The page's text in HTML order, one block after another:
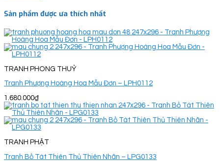
Sản phẩm được ưa thích nhất
TRANH PHONG THUỶ
Tranh Phượng Hoàng Hoa Mẫu Đơn – LPH0112
1.680.000₫
TRANH PHẬT
Tranh Bồ Tát Thiên Thủ Thiên Nhãn – LPG0133